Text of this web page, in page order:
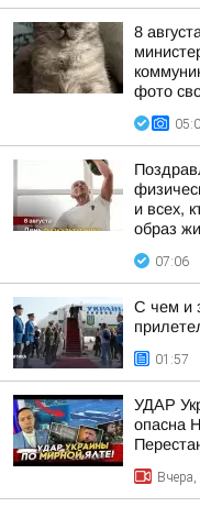
8
фото
и всех,
образ
07:06
С чем и
01:57
УДАР
опасна